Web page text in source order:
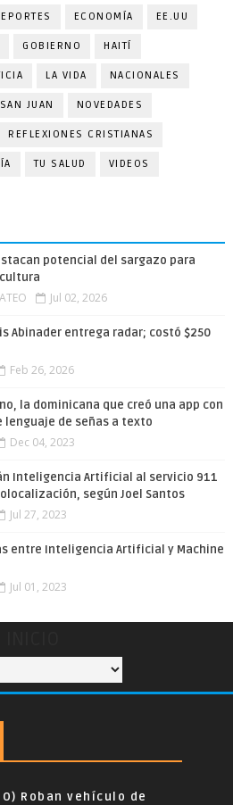
ECONOMÍA EE.UU
GOBIERNO HAITÍ
LA VIDA NACIONALES
JUAN NOVEDADES
REFLEXIONES CRISTIANAS
TU SALUD VIDEOS
potencial del sargazo para
Jul 02, 2026
Abinader entrega radar; costó $250
Feb 26, 2026
la dominicana que creó una app con
lenguaje de señas a texto
Dec 04, 2023
Inteligencia Artificial al servicio 911
según Joel Santos
Jul 27, 2023
entre Inteligencia Artificial y Machine
Jul 01, 2023
Roban vehículo de